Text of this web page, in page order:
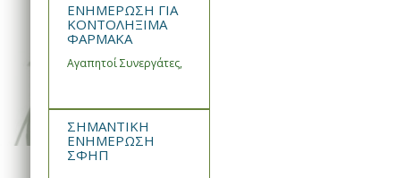
ΕΝΗΜΕΡΩΣΗ ΓΙΑ
ΚΟΝΤΟΛΗΞΙΜΑ
ΦΑΡΜΑΚΑ
Αγαπητοί Συνεργάτες,
ΣΗΜΑΝΤΙΚΗ
ΕΝΗΜΕΡΩΣΗ
ΣΦΗΠ